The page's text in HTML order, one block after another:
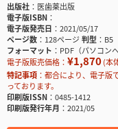
出版社
医歯薬出版
電子版ISBN
電子版発売日
2021/05/17
ページ数
128ページ判型
B5
フォーマット
PDF（パソコン
電子版販売価格： ¥1,870(本
特記事項
都合により、電子版
っております。
印刷版ISSN
0485-1412
印刷版発行年月
2021/05